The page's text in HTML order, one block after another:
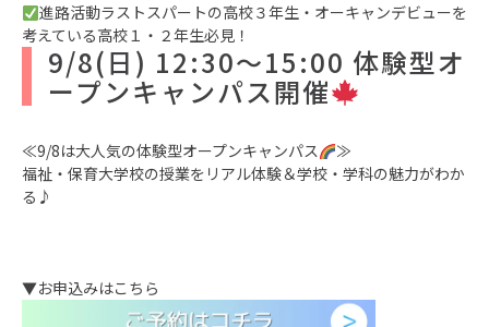
進路活動ラストスパートの高校３年生・オーキャンデビューを
考えている高校１・２年生必見！
9/8(日) 12:30～15:00 体験型オ
ープンキャンパス開催
≪9/8は大人気の体験型オープンキャンパス
≫
福祉・保育大学校の授業をリアル体験＆学校・学科の魅力がわか
る♪
▼お申込みはこちら